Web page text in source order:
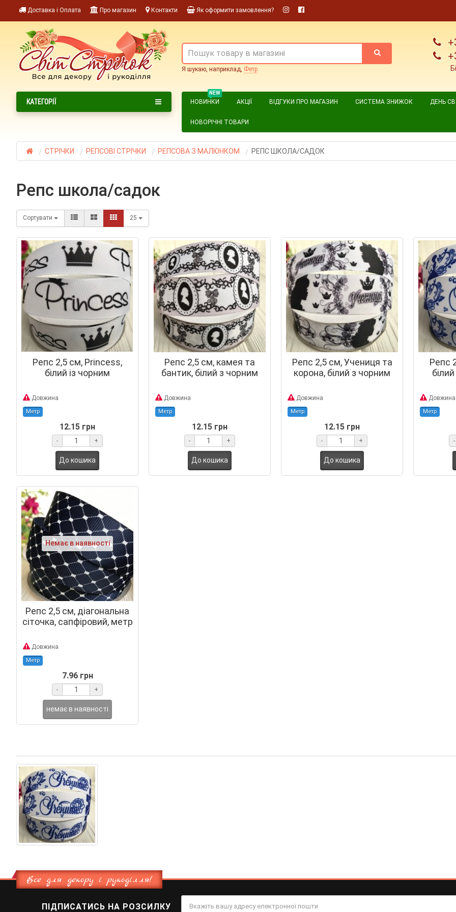
Доставка і Оплата Про магазин Контакти Як оформити замовлення?
Я шукаю, наприклад, Фетр
NEW
НОВИНКИ АКЦІЇ ВІДГУКИ ПРО МАГАЗИН СИСТЕМА ЗНИЖОК ДЕНЬ
НОВОРІЧНІ ТОВАРИ
КАТЕГОРІЇ
СТРІЧКИ РЕПСОВІ СТРІЧКИ РЕПСОВА З МАЛЮНКОМ РЕПС ШКОЛА/САДОК
репс школа/садок
Сортувати 25
Репс 2,5 см, Princess,
білий із чорним
Довжина
Метр
12.15 грн
- +
До кошика
Репс 2,5 см, камея та
бантик, білий з чорним
Довжина
Метр
12.15 грн
- +
До кошика
Репс 2,5 см, Учениця та
корона, білий з чорним
Довжина
Метр
12.15 грн
- +
До кошика
Репс
Довжина
Метр
-
Немає в наявності
Репс 2,5 см, діагональна
сіточка, сапфіровий, метр
Довжина
Метр
7.96 грн
- +
немає в наявності
Все для декору і рукоділля!
ПІДПИСАТИСЬ НА РОЗСИЛКУ